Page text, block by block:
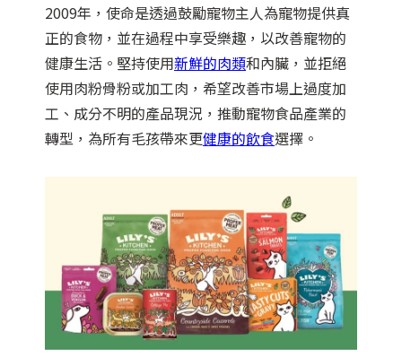
2009年，使命是透過鼓勵寵物主人為寵物提供真
正的食物，並在過程中享受樂趣，以改善寵物的
健康生活。堅持使用新鮮的肉類和內臟，並拒絕
使用肉粉骨粉或加工肉，希望改善市場上過度加
工、成分不明的產品現況，推動寵物食品產業的
轉型，為所有毛孩帶來更健康的飲食選擇。